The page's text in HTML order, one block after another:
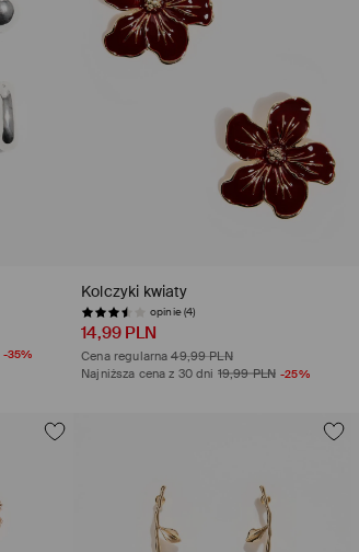
-35%
Kolczyki kwiaty
opinie (4)
14,99 PLN
Cena regularna 49,99 PLN
Najniższa cena z 30 dni 19,99 PLN -25%